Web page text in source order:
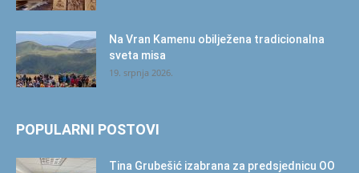
Na Vran Kamenu obilježena tradicionalna
sveta misa
19. srpnja 2026.
POPULARNI POSTOVI
Tina Grubešić izabrana za predsjednicu OO